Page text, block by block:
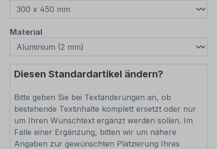
Materialauswählen
Diesen Standardartikel ändern?
Bitte geben Sie bei Textänderungen an, ob
bestehende Textinhalte komplett ersetzt oder nur
um Ihren Wunschtext ergänzt werden sollen. Im
Falle einer Ergänzung, bitten wir um nähere
Angaben zur gewünschten Platzierung Ihres